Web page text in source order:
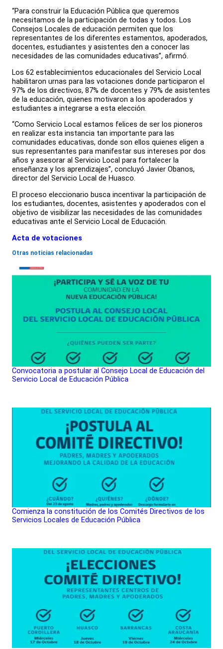
“Para construir la Educación Pública que queremos
necesitamos de la participación de todas y todos. Los
Consejos Locales de educación permiten que los
representantes de los diferentes estamentos, apoderados,
docentes, estudiantes y asistentes den a conocer las
necesidades de las comunidades educativas”, afirmó.
Los 62 establecimientos educacionales del Servicio Local
habilitaron urnas para las votaciones donde participaron el
97% de los directivos, 87% de docentes y 79% de asistentes
de la educación, quienes motivaron a los apoderados y
estudiantes a integrarse a esta elección.
“Como Servicio Local estamos felices de ser los pioneros
en realizar esta instancia tan importante para las
comunidades educativas, donde son ellos quienes eligen a
sus representantes para manifestar sus intereses por dos
años y asesorar al Servicio Local para fortalecer la
enseñanza y los aprendizajes”, concluyó Javier Obanos,
director del Servicio Local de Huasco.
El proceso eleccionario busca incentivar la participación de
los estudiantes, docentes, asistentes y apoderados con el
objetivo de visibilizar las necesidades de las comunidades
educativas ante el Servicio Local de Educación.
Acta de votaciones
Otras noticias relacionadas
Convocatoria a postular al Consejo Local de Educación del
Servicio Local de Educación Pública
Comienza la constitución de los Comités Directivos de los
Servicios Locales de Educación Pública